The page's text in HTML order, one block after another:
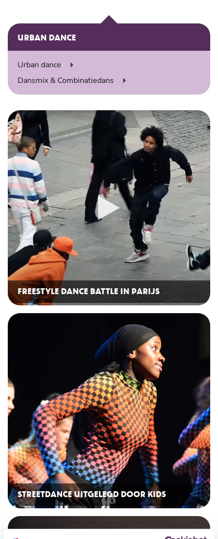
URBAN DANCE
Urban dance
Dansmix & Combinatiedans
FREESTYLE DANCE BATTLE IN PARIJS
STREETDANCE UITGELEGD DOOR KIDS